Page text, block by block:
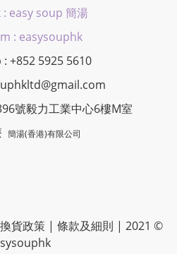
: easy soup 簡湯
: easysouphk
+852 5925 5610
號毅力工業中心6樓M室
簡湯(香港)有限公司
貨政策| 條款及細則 | 2021 ©